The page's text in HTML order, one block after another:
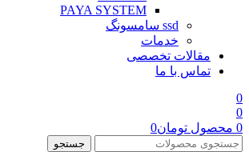
PAYA SYSTEM
ssd سامسونگ
خدمات
مقالات تخصصی
تماس با ما
0
0
0 محصول تومان0
جستجو